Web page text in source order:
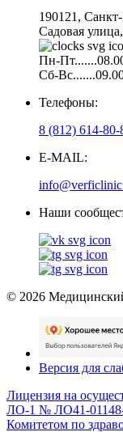
05.06.2025г.
190121,
Садовая
Пн-
Сб-
Телефоны:
8 (812) 614-80-
E-MAIL:
Наши
© 2026
Версия для
Лицензия на
ЛО-1 № ЛО41-01148-
Комитетом по